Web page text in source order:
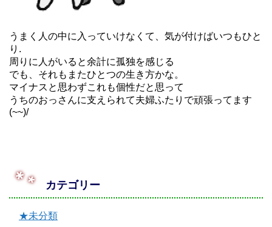
うまく人の中に入っていけなくて、気が付けばいつもひと
り.
周りに人がいると余計に孤独を感じる
でも、それもまたひとつの生き方かな。
マイナスと思わずこれも個性だと思って
うちのおっさんに支えられて夫婦ふたりで頑張ってます
(~~)/
カテゴリー
★未分類